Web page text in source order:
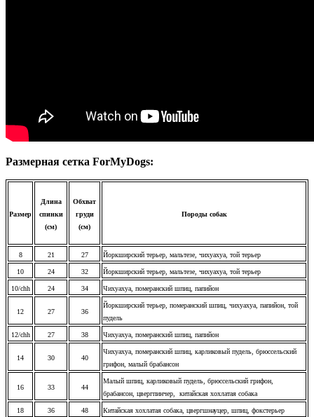
Размерная сетка ForMyDogs:
Размер
Длина
спинки
(см)
Обхват
груди
(см)
Породы собак
8 21 27 Йоркширский терьер, мальтезе, чихуахуа, той терьер
10 24 32 Йоркширский терьер, мальтезе, чихуахуа, той терьер
10/chh 24 34 Чихуахуа, померанский шпиц, папийон
12 27 36
Йоркширский терьер, померанский шпиц, чихуахуа, папийон, той
пудель
12/chh 27 38 Чихуахуа, померанский шпиц, папийон
14 30 40
Чихуахуа, померанский шпиц, карликовый пудель, брюссельский
грифон, малый брабансон
16 33 44
Малый шпиц, карликовый пудель, брюссельский грифон,
брабансон, цвергпинчер, китайская хохлатая собака
18 36 48 Китайская хохлатая собака, цвергшнауцер, шпиц, фокстерьер